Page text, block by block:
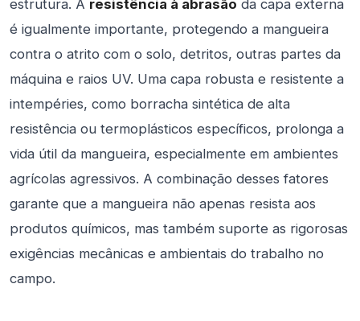
estrutura. A resistência à abrasão da capa externa
é igualmente importante, protegendo a mangueira
contra o atrito com o solo, detritos, outras partes da
máquina e raios UV. Uma capa robusta e resistente a
intempéries, como borracha sintética de alta
resistência ou termoplásticos específicos, prolonga a
vida útil da mangueira, especialmente em ambientes
agrícolas agressivos. A combinação desses fatores
garante que a mangueira não apenas resista aos
produtos químicos, mas também suporte as rigorosas
exigências mecânicas e ambientais do trabalho no
campo.